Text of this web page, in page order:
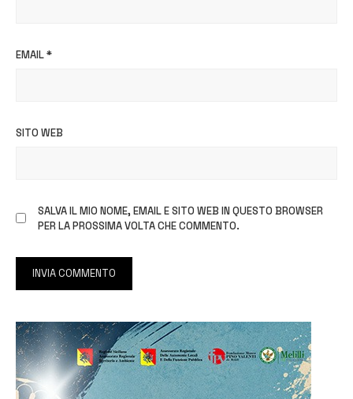
EMAIL*
SITO WEB
SALVA IL MIO NOME, EMAIL E SITO WEB IN QUESTO BROWSER
PER LA PROSSIMA VOLTA CHE COMMENTO.